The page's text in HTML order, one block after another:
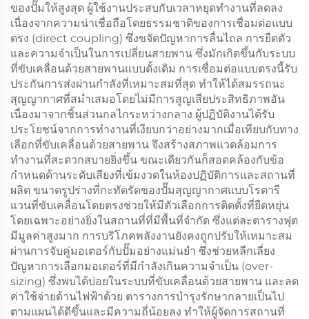
ของปั๊มให้สูงสุด ผู้ใช้งานประสบกับเวลาหยุดทำงานที่ลดลง
เนื่องจากความน่าเชื่อถือโดยธรรมชาติของการเชื่อมต่อแบบ
ตรง (direct coupling) ซึ่งขจัดปัญหาการลื่นไถล การยืดตัว
และความจำเป็นในการเปลี่ยนสายพาน ซึ่งมักเกิดขึ้นกับระบบ
ที่ขับเคลื่อนด้วยสายพานแบบดั้งเดิม การเชื่อมต่อแบบตรงนี้รับ
ประกันการส่งผ่านกำลังที่เหมาะสมที่สุด ทำให้ได้สมรรถนะ
สุญญากาศที่สม่ำเสมอโดยไม่มีการสูญเสียประสิทธิภาพอัน
เนื่องมาจากชิ้นส่วนกลไกระหว่างกลาง ผู้ปฏิบัติงานได้รับ
ประโยชน์จากการทำงานที่เงียบกว่าอย่างมากเมื่อเทียบกับทาง
เลือกที่ขับเคลื่อนด้วยสายพาน จึงสร้างสภาพแวดล้อมการ
ทำงานที่สะดวกสบายยิ่งขึ้น ขณะเดียวกันก็สอดคล้องกับข้อ
กำหนดด้านระดับเสียงที่เข้มงวดในห้องปฏิบัติการและสถานที่
ผลิต ขนาดรูปร่างที่กะทัดรัดของปั๊มสุญญากาศแบบโรตารี
แวนที่ขับเคลื่อนโดยตรงช่วยให้มีตัวเลือกการติดตั้งที่ยืดหยุ่น
โดยเฉพาะอย่างยิ่งในสถานที่ที่มีพื้นที่จำกัด ซึ่งแต่ละตารางฟุต
มีมูลค่าสูงมาก การบริโภคพลังงานยังคงถูกปรับให้เหมาะสม
ผ่านการจับคู่มอเตอร์กับปั๊มอย่างแม่นยำ ซึ่งช่วยหลีกเลี่ยง
ปัญหาการเลือกมอเตอร์ที่มีกำลังเกินความจำเป็น (over-
sizing) ซึ่งพบได้บ่อยในระบบที่ขับเคลื่อนด้วยสายพาน และลด
ค่าใช้จ่ายด้านไฟฟ้าด้วย ตารางการบำรุงรักษากลายเป็นไป
ตามแผนได้ดีขึ้นและมีความถี่น้อยลง ทำให้ผู้จัดการสถานที่